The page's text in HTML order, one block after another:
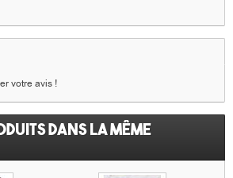
votre avis !
dans la même